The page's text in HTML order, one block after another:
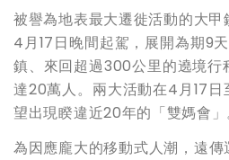
被譽為地表最大遷徙活動的大
4月17日晚間起駕，展開為期9
鎮、來回超過300公里的遶境行
達20萬人。兩大活動在4月17
望出現睽違近20年的「雙媽會」
為因應龐大的移動式人潮，遠